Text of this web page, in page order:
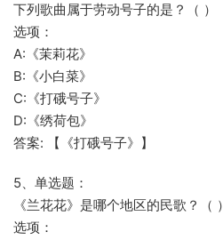
下列歌曲属于劳动号子的是？（ ）
选项：
A:《茉莉花》
B:《小白菜》
C:《打硪号子》
D:《绣荷包》
答案: 【《打硪号子》】
5、单选题：
《兰花花》是哪个地区的民歌？（ ）
选项：